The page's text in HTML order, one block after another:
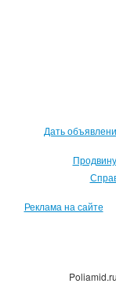
Дать
Реклама на сайте